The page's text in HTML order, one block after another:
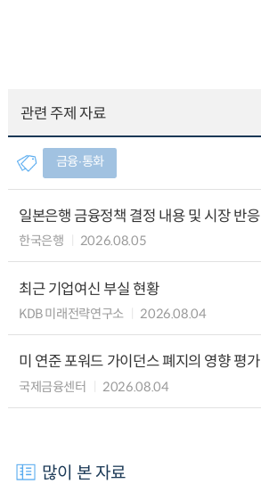
관련 주제 자료
금융∙통화
일본은행 금융정책 결정 내용 및 시장 반응
한국은행 2026.08.05
최근 기업여신 부실 현황
KDB 미래전략연구소 2026.08.04
미 연준 포워드 가이던스 폐지의 영향 평가
국제금융센터 2026.08.04
많이 본 자료